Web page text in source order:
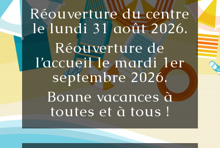
Réouverture du centre
le lundi 31 août 2026.
Réouverture de
l’accueil le mardi 1er
septembre 2026.
Bonne vacances à
toutes et à tous !